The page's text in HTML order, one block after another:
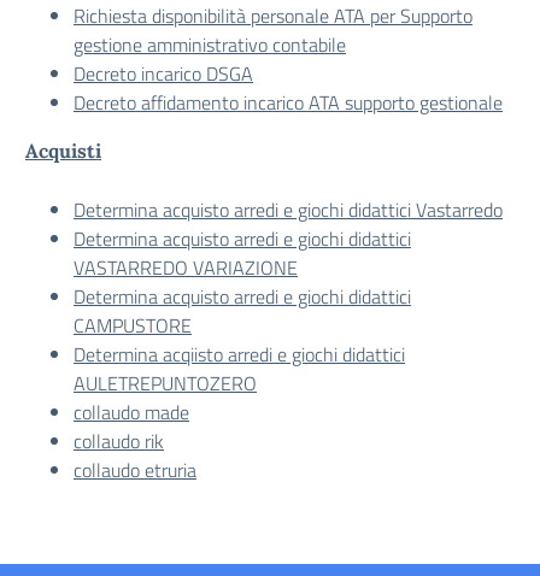
Richiesta disponibilità personale ATA per Supporto
gestione amministrativo contabile
Decreto incarico DSGA
Decreto affidamento incarico ATA supporto gestionale
Acquisti
Determina acquisto arredi e giochi didattici Vastarredo
Determina acquisto arredi e giochi didattici
VASTARREDO VARIAZIONE
Determina acquisto arredi e giochi didattici
CAMPUSTORE
Determina acqiisto arredi e giochi didattici
AULETREPUNTOZERO
collaudo made
collaudo rik
collaudo etruria